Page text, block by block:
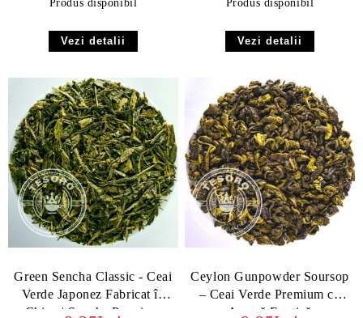
Produs disponibil
Vezi detalii
Produs disponibil
Vezi detalii
Green Sencha Classic - Ceai
Verde Japonez Fabricat în
China | Sencha Premium
Ceylon Gunpowder Soursop
– Ceai Verde Premium cu
Aromă Exotică